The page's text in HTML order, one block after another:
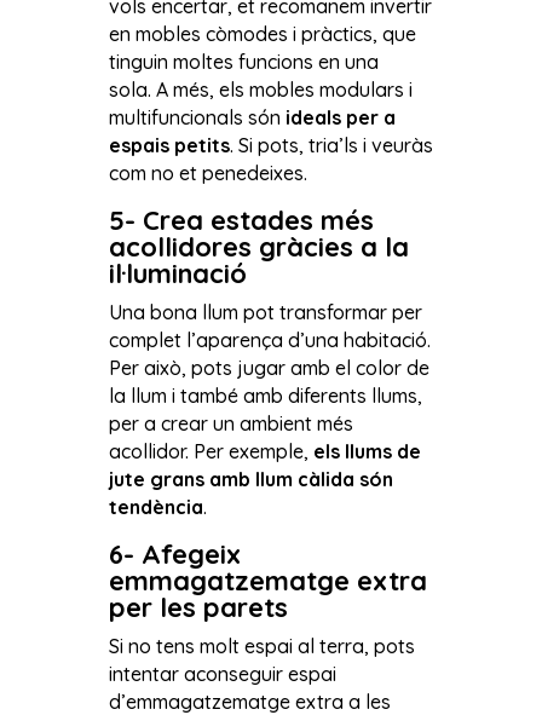
vols encertar, et recomanem invertir
en mobles còmodes i pràctics, que
tinguin moltes funcions en una
sola. A més, els mobles modulars i
multifuncionals són ideals per a
espais petits. Si pots, tria’ls i veuràs
com no et penedeixes.
5- Crea estades més
acollidores gràcies a la
il·luminació
Una bona llum pot transformar per
complet l’aparença d’una habitació.
Per això, pots jugar amb el color de
la llum i també amb diferents llums,
per a crear un ambient més
acollidor. Per exemple, els llums de
jute grans amb llum càlida són
tendència.
6- Afegeix
emmagatzematge extra
per les parets
Si no tens molt espai al terra, pots
intentar aconseguir espai
d’emmagatzematge extra a les